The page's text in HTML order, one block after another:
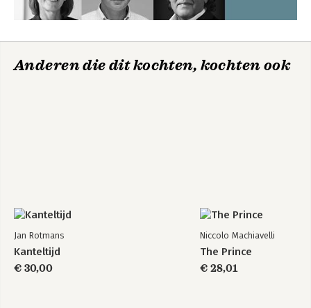
Bekijk alle boeken
Anderen die dit kochten, kochten ook
Jan Rotmans
Kanteltijd
€ 30,00
Niccolo Machiavelli
The Prince
€ 28,01